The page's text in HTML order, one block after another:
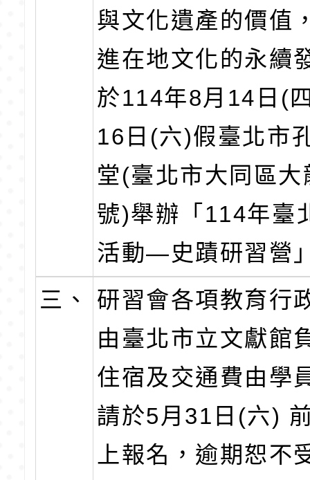
與文化遺產的價值
進在地文化的永續
於114年8月14日(
16日(六)假臺北市
堂(臺北市大同區
號)舉辦「114年臺
活動—史蹟研習營
三、
研習會各項教育行
由臺北市立文獻館
住宿及交通費由學
請於5月31日(六)
上報名，逾期恕不